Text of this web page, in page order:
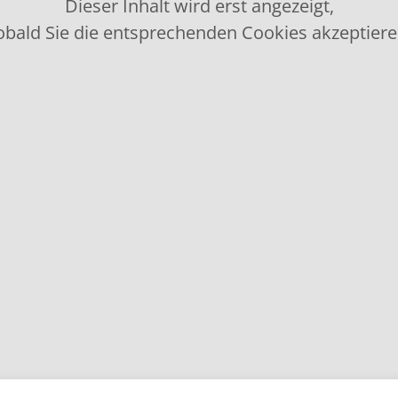
Dieser Inhalt wird erst angezeigt,
Sie die entsprechenden Cookies